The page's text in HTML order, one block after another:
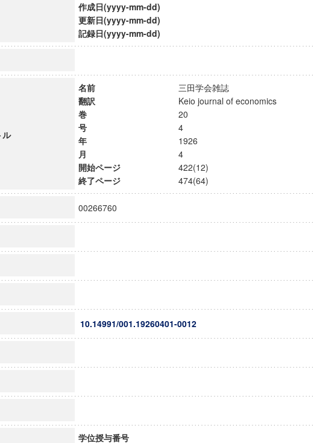
会ガバナンス教育研究センター
感性の先端的教育研究拠点
会発展のサイエンス」
作成日(yyyy-mm-dd)
更新日(yyyy-mm-dd)
記録日(yyyy-mm-dd)
ル
名前
三田学会雑誌
翻訳
Keio journal of economics
巻
20
号
4
年
1926
月
4
開始ページ
422(12)
終了ページ
474(64)
00266760
10.14991/001.19260401-0012
学位授与番号